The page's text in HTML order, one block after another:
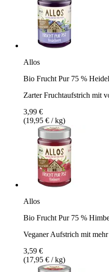
Allos
Bio Frucht Pur 75 %
Zarter Fruchtaufstrich mit
3,99 €
(19,95 € / kg)
Allos
Bio Frucht Pur 75 %
Veganer Aufstrich mit
3,59 €
(17,95 € / kg)